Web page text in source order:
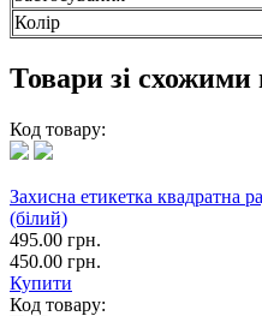
Колір
Товари зі
Код товару:
Захисна етикетка квадратна
(білий)
495.00 грн.
450.00 грн.
Купити
Код товару: